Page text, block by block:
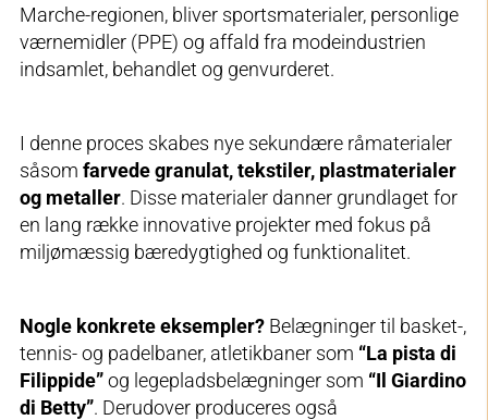
Marche-regionen, bliver sportsmaterialer, personlige
værnemidler (PPE) og affald fra modeindustrien
indsamlet, behandlet og genvurderet.
I denne proces skabes nye sekundære råmaterialer
såsom farvede granulat, tekstiler, plastmaterialer
og metaller. Disse materialer danner grundlaget for
en lang række innovative projekter med fokus på
miljømæssig bæredygtighed og funktionalitet.
Nogle konkrete eksempler? Belægninger til basket-,
tennis- og padelbaner, atletikbaner som “La pista di
Filippide”og legepladsbelægninger som “Il Giardino
di Betty”. Derudover produceres også